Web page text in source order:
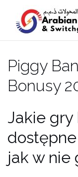
Piggy
Bonusy
Jakie gry
jak w nie